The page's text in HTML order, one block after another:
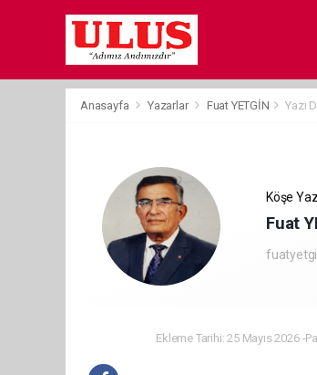
Anasayfa Yazarlar Fuat YETGİN Yazı
Köşe
Fuat
Ekleme Tarihi: 25 Mayıs 2026 -